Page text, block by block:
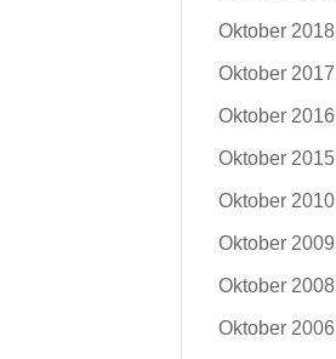
Oktober 2018
Oktober 2017
Oktober 2016
Oktober 2015
Oktober 2010
Oktober 2009
Oktober 2008
Oktober 2006